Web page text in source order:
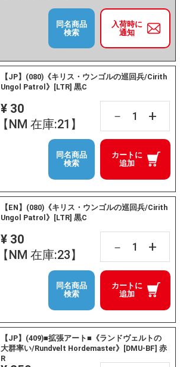
入荷時に
通知
同名商品
検索
【JP】(080)《キリス・ウンゴルの巡回兵/Cirith
Ungol Patrol》[LTR] 黒C
¥ 30
【NM 在庫:21】
－ +
カートに
追加
同名商品
検索
【EN】(080)《キリス・ウンゴルの巡回兵/Cirith
Ungol Patrol》[LTR] 黒C
¥ 30
【NM 在庫:23】
－ +
カートに
追加
同名商品
検索
【JP】(409)■拡張アート■《ランドヴェルトの
大群率い/Rundvelt Hordemaster》[DMU-BF] 赤
R